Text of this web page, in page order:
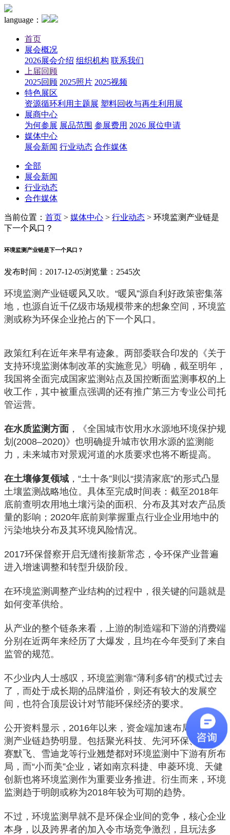
language：
首页
展会概况
2026展会介绍 组织机构 联系我们
上届回顾
2025回顾 2025照片 2025视频
特色展区
资源循环利用主题展 塑料回收与再生利用展
展商中心
为何参展 展品范围 参展费用 2026 展位申请
媒体中心
展会新闻 行业动态 合作媒体
全部
展会新闻
行业动态
合作媒体
当前位置： 首页 > 媒体中心 > 行业动态 > 环境监测产业链是
下一个风口？
环境监测产业链是下一个风口？
发布时间：2017-12-05浏览量：2545次
环境监测产业链暖风又吹。“暖风”源自利好政策密集落
地，也源自近千亿级市场规模带来的想象空间，环境监
测或称为环保企业抢占的下一个风口。
政策红利在近年来早有迹象。两部委联合印发的《关于
支持环境监测体制改革的实施意见》明确，截至明年，
我国将全面完成国家监测站点及国控断面监测事权的上
收工作，其中被重点强调的还有推广第三方专业公司托
管运营。
在水质监测方面 ，《全国城市饮用水水源地环境保护规
划(2008–2020)》也明确提升城市饮用水源的监测能
力，未来城市对景观河道的水质要求也将不断提高。
在土壤修复领域 ，“土十条”则以“摸清家底”的形式凸显
土壤监测战略地位。具体至完成时间表：截至2018年
底前查明农用地土壤污染的面积、分布及其对农产品质
量的影响；2020年底前则掌握重点行业企业用地中的
污染地块分布及其环境风险情况。
2017环保督察开启无缝衔接新常态，令环保产业普遍
进入增速调整和转型升级阶段。
在环境监测调整产业结构的过程中，很关键的问题就是
如何变革供给。
从产业的整个链条来看，上游的制造端和下游的消费端
分别在近两年来经历了大爆发，且均在今年受到了来自
监管的规范。
不少业内人士感叹，环境监测靠“薄利多销”的模式过去
了，而处于成长期的品牌溢价，则还有较大的发展空
间，也符合顶层设计对节能环保经济的要求。
公开资料显示，2016年以来，资金端加速布局环境监
测产业链趋势明显。包括聚光科技、先河环保、岛津、
赛默飞、雪迪龙等行业翘楚都对环境监测中下游有所布
局，而“小而美”企业，诸如南京科捷、申菱环境、天健
创新也将环境监测作为重要业务推进。衍生而来，环境
监测趋于明朗或称为2018年较为可期的趋势。
不过，环境监测早就不是环保企业间的竞争，核心企业
本身，以及跨界者的加入令市场竞争激烈，且玩法多